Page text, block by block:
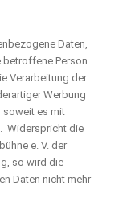
Daten,
Person
Verarbeitung der
Werbung
soweit es mit
Widerspricht die
e. V. der
so wird die
Daten nicht mehr